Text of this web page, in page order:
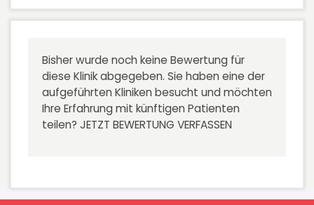
Bisher wurde noch keine Bewertung für
diese Klinik abgegeben. Sie haben eine der
aufgeführten Kliniken besucht und möchten
Ihre Erfahrung mit künftigen Patienten
teilen? JETZT BEWERTUNG VERFASSEN